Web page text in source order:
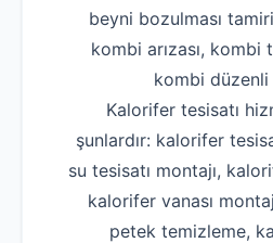
beyni bozulması
kombi arızası,
kombi düzenli
Kalorifer tesisatı
şunlardır: kalorifer
su tesisatı montajı,
kalorifer vanası
petek temizleme,